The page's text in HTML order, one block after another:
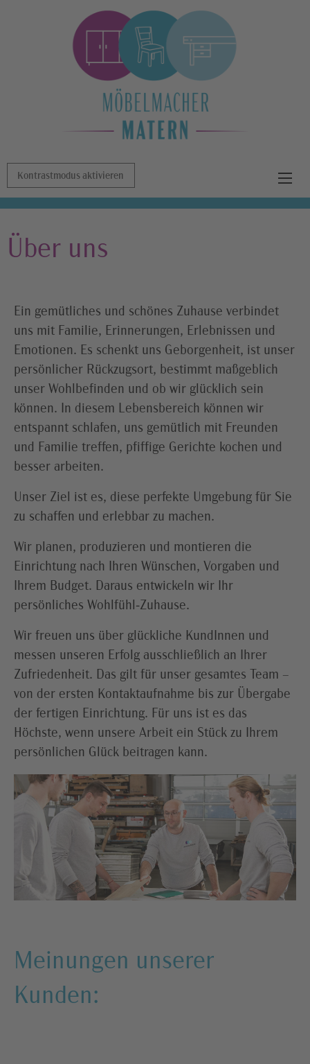
Kontrastmodus aktivieren
Über uns
Ein gemütliches und schönes Zuhause verbindet
uns mit Familie, Erinnerungen, Erlebnissen und
Emotionen. Es schenkt uns Geborgenheit, ist unser
persönlicher Rückzugsort, bestimmt maßgeblich
unser Wohlbefinden und ob wir glücklich sein
können. In diesem Lebensbereich können wir
entspannt schlafen, uns gemütlich mit Freunden
und Familie treffen, pfiffige Gerichte kochen und
besser arbeiten.
Unser Ziel ist es, diese perfekte Umgebung für Sie
zu schaffen und erlebbar zu machen.
Wir planen, produzieren und montieren die
Einrichtung nach Ihren Wünschen, Vorgaben und
Ihrem Budget. Daraus entwickeln wir Ihr
persönliches Wohlfühl-Zuhause.
Wir freuen uns über glückliche KundInnen und
messen unseren Erfolg ausschließlich an Ihrer
Zufriedenheit. Das gilt für unser gesamtes Team –
von der ersten Kontaktaufnahme bis zur Übergabe
der fertigen Einrichtung. Für uns ist es das
Höchste, wenn unsere Arbeit ein Stück zu Ihrem
persönlichen Glück beitragen kann.
Meinungen unserer
Kunden: